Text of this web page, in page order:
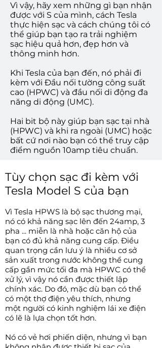
Vì vậy, hãy xem những gì bạn nhận
được với S của mình, cách Tesla
thực hiện sạc và cách chúng tôi có
thể giúp bạn tạo ra trải nghiệm
sạc hiệu quả hơn, đẹp hơn và
thông minh hơn.
Khi Tesla của bạn đến, nó phải đi
kèm với Đầu nối tường công suất
cao (HPWC) và đầu nối di động đa
năng di động (UMC).
Hai bit bộ này giúp bạn sạc tại nhà
(HPWC) và khi ra ngoài (UMC) hoặc
bất cứ nơi nào bạn có thể truy cập
điểm nguồn 10amp tiêu chuẩn.
Tùy chọn sạc đi kèm với
Tesla Model S của bạn
Vì Tesla HPWS là bộ sạc thương mại,
nó có khả năng sạc lên đến 24amp, 3
pha ... miễn là nhà hoặc căn hộ của
bạn có đủ khả năng cung cấp. Điều
quan trọng cần lưu ý là nhiều cơ sở
sản xuất trong nước không thể cung
cấp gần mức tối đa mà HPWC có thể
xử lý, vì vậy nó cần được thiết lập
chính xác. Do đó, mặc dù bạn có thể
có một thợ điện yêu thích, nhưng
một người có kinh nghiệm lái xe điện
có lẽ là lựa chọn tốt hơn.
Nó có vẻ hơi phiến diện, nhưng vì bạn